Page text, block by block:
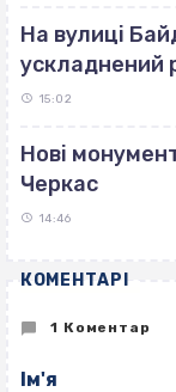
На вулиці
ускладнений
15:02
Нові
Черкас
14:46
КОМЕНТАРІ
1 Коментар
Ім'я